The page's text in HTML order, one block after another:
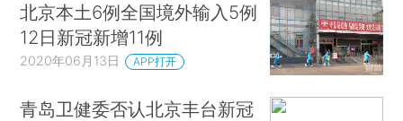
北京本土6例全国境外输入5例
12日新冠新增11例
2020年06月13日 APP打开
青岛卫健委否认北京丰台新冠